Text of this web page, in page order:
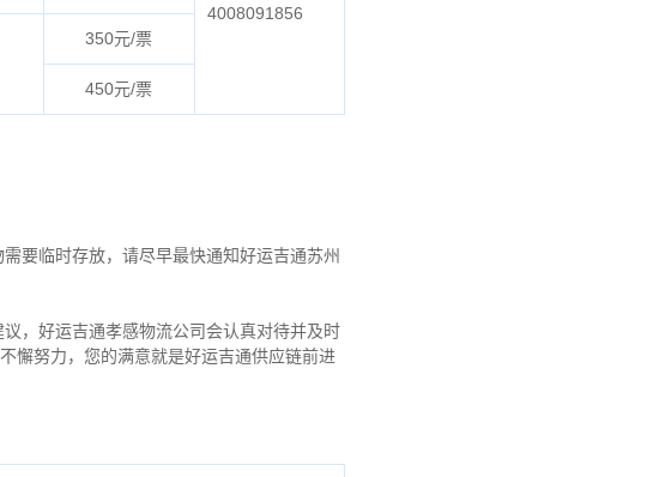
4008091856
350元/票
450元/票
要临时存放，请尽早最快通知好运吉通苏州
，好运吉通孝感物流公司会认真对待并及时
懈努力，您的满意就是好运吉通供应链前进